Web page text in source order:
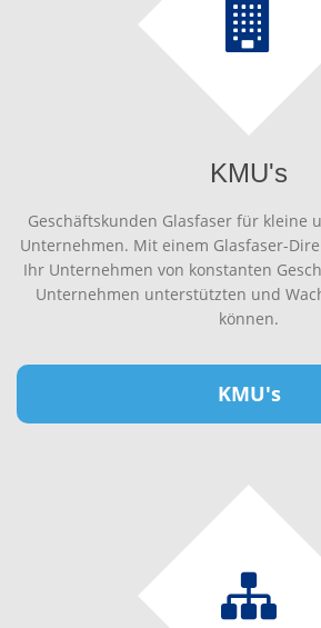
KMU's
Geschäftskunden Glasfaser für kleine
Unternehmen. Mit einem Glasfaser-
Ihr Unternehmen von konstanten
Unternehmen unterstützten und
können.
KMU's